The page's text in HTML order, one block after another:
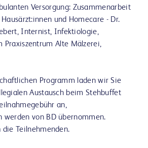
Versorgung: Zusammenarbeit
und Homecare - Dr.
Internist, Infektiologie,
Praxiszentrum Alte Mälzerei,
Programm laden wir Sie
Austausch beim Stehbuffet
an,
werden von BD übernommen.
die Teilnehmenden.